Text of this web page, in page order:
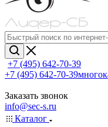
+7 (495) 642-70-39
+7 (495) 642-70-39
Заказать звонок
info@sec-s.ru
Каталог